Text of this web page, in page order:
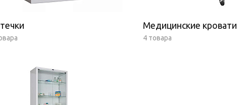
Медицинские кровати
4 товара